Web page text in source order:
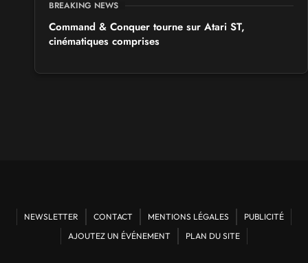
BREAKING NEWS
Command & Conquer tourne sur Atari ST,
cinématiques comprises
NEWSLETTER CONTACT MENTIONS LÉGALES
PUBLICITÉ
AJOUTEZ UN ÉVÉNEMENT
PLAN DU SITE